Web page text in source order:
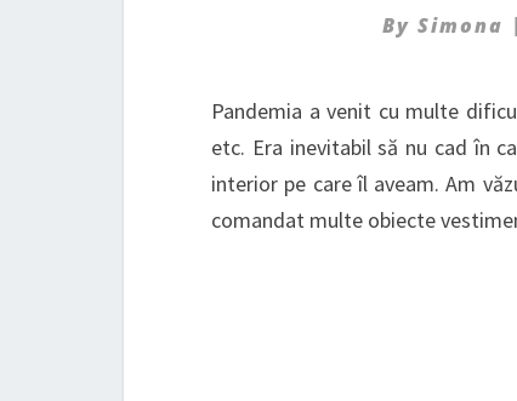
BySimona
Pandemia a venit cu multe
etc. Era inevitabil să nu cad în
interior pe care îl aveam. Am
comandat multe obiecte